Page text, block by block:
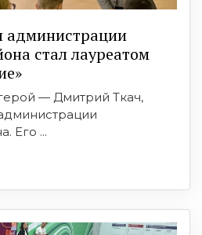
администрации
стал лауреатом
— Дмитрий Ткач,
Его ...